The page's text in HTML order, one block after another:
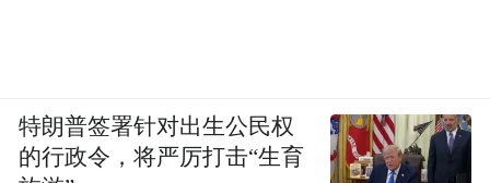
特朗普签署针对出生公民权
的行政令，将严厉打击“生育